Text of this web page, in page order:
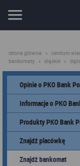
strona główna » centrum
bankomaty » śląskie »
Opinie o PKO Bank
Informacje o PKO
Produkty PKO Bank
Znajdź placówkę
Znajdź bankomat